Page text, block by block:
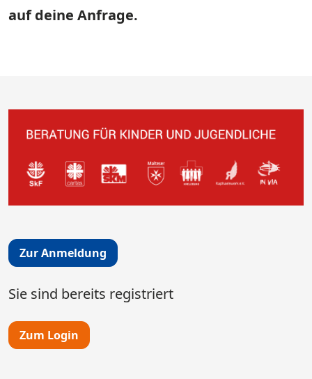
auf deine Anfrage.
Zur Anmeldung
Sie sind bereits registriert
Zum Login